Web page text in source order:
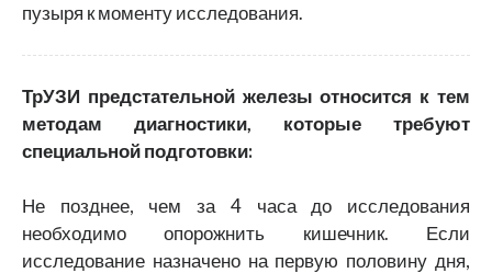
пузыря к моменту исследования.
ТрУЗИ предстательной железы относится к тем
методам диагностики, которые требуют
специальной подготовки:
Не позднее, чем за 4 часа до исследования
необходимо опорожнить кишечник. Если
исследование назначено на первую половину дня,